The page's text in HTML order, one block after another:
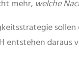
mehr, welche
entstehen